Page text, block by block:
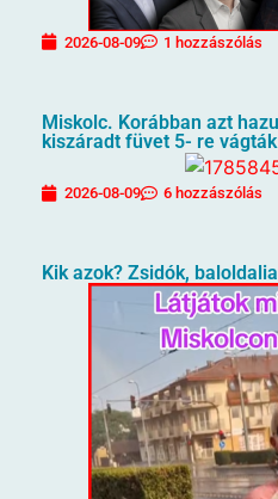
2026-08-09 1 hozzászólás
Miskolc. Korábban azt
kiszáradt füvet 5- re
2026-08-09 6 hozzászólás
Kik azok? Zsidók,